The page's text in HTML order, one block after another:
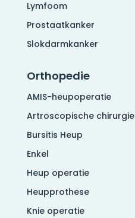
Lymfoom
Prostaatkanker
Slokdarmkanker
Orthopedie
AMIS-heupoperatie
Artroscopische chirurgie
Bursitis Heup
Enkel
Heup operatie
Heupprothese
Knie operatie